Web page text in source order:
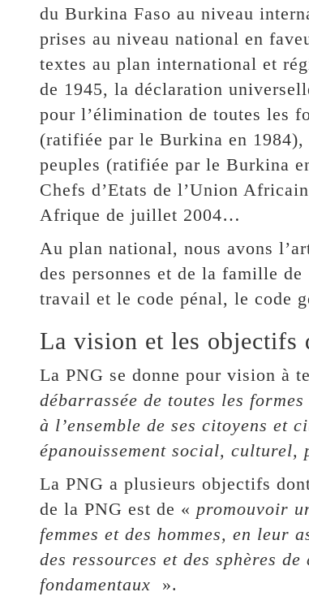
du Burkina Faso au niveau
prises au niveau national en
textes au plan international et
de 1945, la déclaration
pour l’élimination de toutes les
(ratifiée par le Burkina en
peuples (ratifiée par le Burkina
Chefs d’Etats de l’Union
Afrique de juillet 2004…
Au plan national, nous avons
des personnes et de la famille
travail et le code pénal, le code
La vision et les objectifs
La PNG se donne pour vision à
débarrassée de toutes les
à l’ensemble de ses citoyens et
épanouissement social, culturel,
La PNG a plusieurs objectifs
de la PNG est de « promouvoir
femmes et des hommes, en leur
des ressources et des sphères
fondamentaux
».